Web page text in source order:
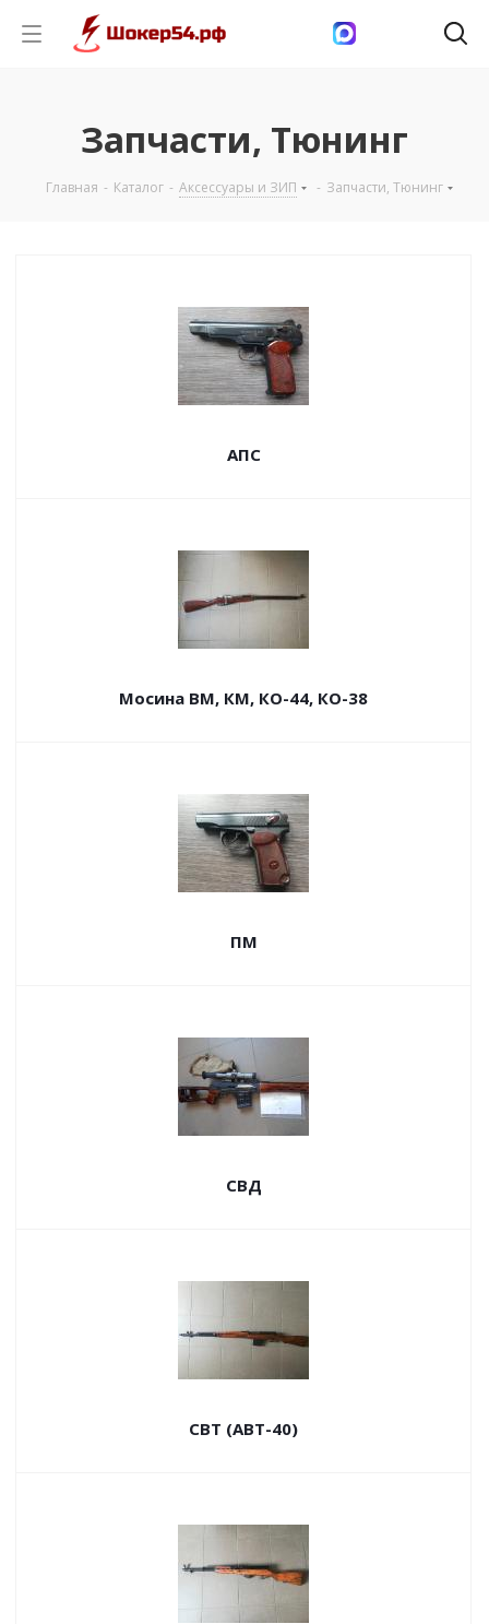
Запчасти, Тюнинг
Главная - Каталог - Аксессуары и ЗИП - Запчасти, Тюнинг
АПС
Мосина ВМ, КМ, КО-44, КО-38
ПМ
СВД
СВТ (АВТ-40)